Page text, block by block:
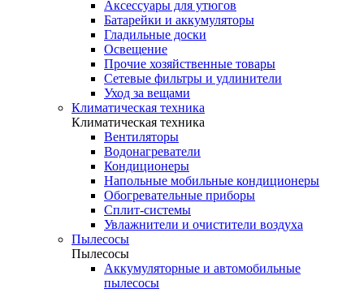
Аксессуары для утюгов
Батарейки и аккумуляторы
Гладильные доски
Освещение
Прочие хозяйственные товары
Сетевые фильтры и удлинители
Уход за вещами
Климатическая техника
Климатическая техника
Вентиляторы
Водонагреватели
Кондиционеры
Напольные мобильные кондиционеры
Обогревательные приборы
Сплит-системы
Увлажнители и очистители воздуха
Пылесосы
Пылесосы
Аккумуляторные и автомобильные
пылесосы